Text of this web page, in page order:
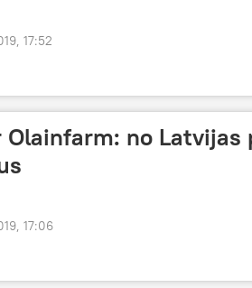
17:52
Olainfarm: no Latvijas
17:06